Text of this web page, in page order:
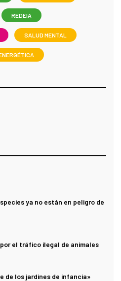
REDEIA
SALUD MENTAL
ya no están en peligro de
el tráfico ilegal de animales
de los jardines de infancia»